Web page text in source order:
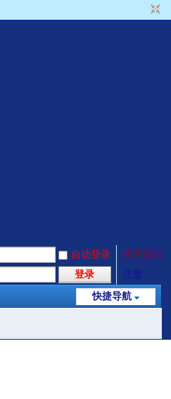
自动登录
找回密码
登录
快捷导航